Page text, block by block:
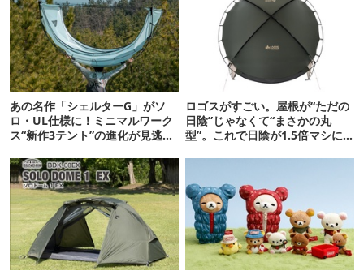
あの名作「シェルターG」がソ
ロ・UL仕様に！ミニマルワーク
ス“新作3テント”の進化が見逃せ
ロゴスがすごい。屋根が“ただの
日陰”じゃなくて“まさかの丸
型”。これで日陰が1.5倍マシに